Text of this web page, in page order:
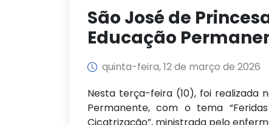
São José de
Educação
quinta-feira, 12 de março de 2026
Nesta terça-feira (10), foi realizada
Permanente, com o tema